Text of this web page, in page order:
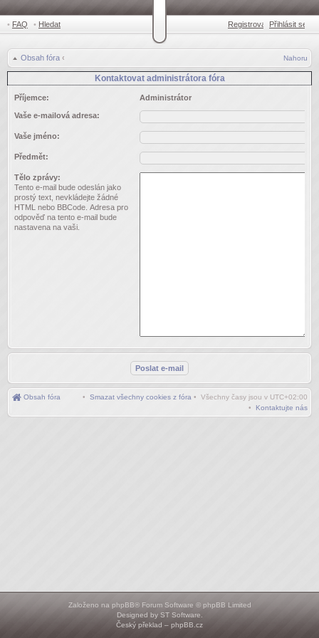
• FAQ • Hledat Registrovat •Přihlásit se
Obsah fóra ‹ Nahoru
Kontaktovat administrátora fóra
Příjemce: Administrátor
Vaše e-mailová adresa:
Vaše jméno:
Předmět:
Tělo zprávy:
Tento e-mail bude odeslán jako
prostý text, nevkládejte žádné
HTML nebo BBCode. Adresa pro
odpověď na tento e-mail bude
nastavena na vaši.
Obsah fóra • Všechny časy jsou v UTC+02:00
• Smazat všechny cookies z fóra
• Kontaktujte nás
Založeno na phpBB® Forum Software © phpBB Limited
Designed by ST Software
Český překlad – phpBB.cz